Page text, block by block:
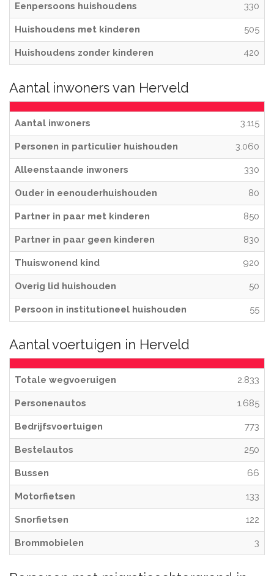
Eenpersoons huishoudens 330
Huishoudens met kinderen 505
Huishoudens zonder kinderen 420
Aantal inwoners van Herveld
Aantal inwoners 3.115
Personen in particulier huishouden 3.060
Alleenstaande inwoners 330
Ouder in eenouderhuishouden 80
Partner in paar met kinderen 850
Partner in paar geen kinderen 830
Thuiswonend kind 920
Overig lid huishouden 50
Persoon in institutioneel huishouden 55
Aantal voertuigen in Herveld
Totale wegvoeruigen 2.833
Personenautos 1.685
Bedrijfsvoertuigen 773
Bestelautos 250
Bussen 66
Motorfietsen 133
Snorfietsen 122
Brommobielen 3